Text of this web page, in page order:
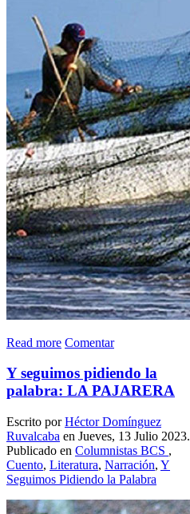
Read more Comentar
Y seguimos pidiendo la
palabra: LA PAJARERA
Escrito porHéctor Domínguez
Ruvalcaba en Jueves, 13 Julio 2023.
Publicado en Columnistas BCS ,
Cuento, Literatura, Narración, Y
Seguimos Pidiendo la Palabra